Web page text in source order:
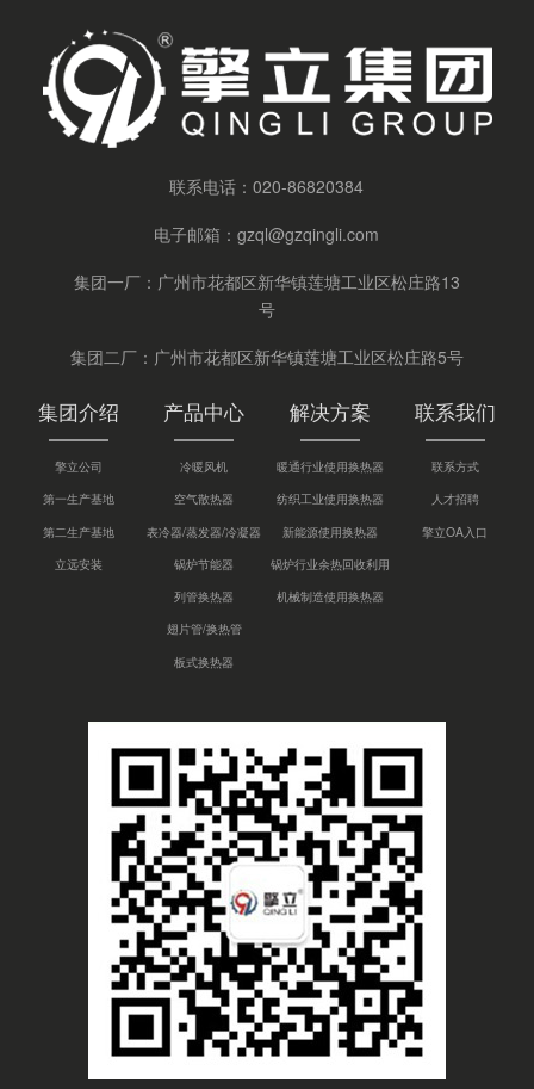
联系电话：020-86820384
电子邮箱：gzql@gzqingli.com
集团一厂：广州市花都区新华镇莲塘工业区松庄路13
号
集团二厂：广州市花都区新华镇莲塘工业区松庄路5号
集团介绍
擎立公司
第一生产基地
第二生产基地
立远安装
产品中心
冷暖风机
空气散热器
表冷器/蒸发器/冷凝器
锅炉节能器
列管换热器
翅片管/换热管
板式换热器
解决方案
暖通行业使用换热器
纺织工业使用换热器
新能源使用换热器
锅炉行业余热回收利用
机械制造使用换热器
联系我们
联系方式
人才招聘
擎立OA入口